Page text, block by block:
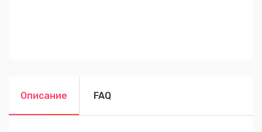
Описание FAQ